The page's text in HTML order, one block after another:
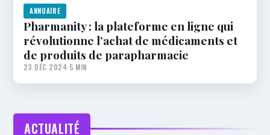
ANNUAIRE
Pharmanity : la plateforme en ligne qui
révolutionne l’achat de médicaments et
de produits de parapharmacie
23 DÉC 2024·5 MIN
ACTUALITÉ